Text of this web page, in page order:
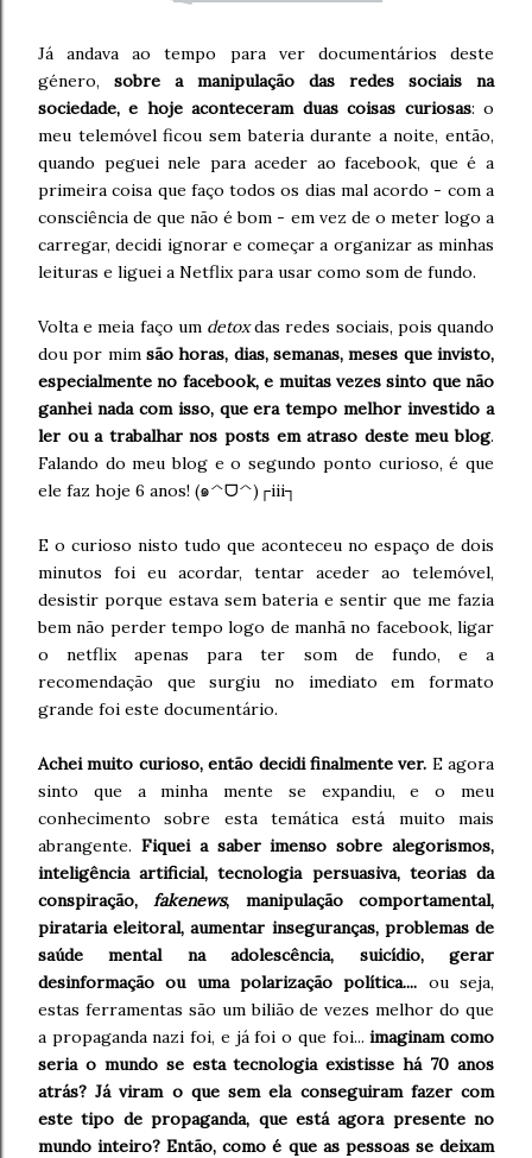
Já andava ao tempo para ver documentários deste
género, sobre a manipulação das redes sociais na
sociedade, e hoje aconteceram duas coisas curiosas: o
meu telemóvel ficou sem bateria durante a noite, então,
quando peguei nele para aceder ao facebook, que é a
primeira coisa que faço todos os dias mal acordo - com a
consciência de que não é bom - em vez de o meter logo a
carregar, decidi ignorar e começar a organizar as minhas
leituras e liguei a Netflix para usar como som de fundo.
Volta e meia faço um detoxdas redes sociais, pois quando
dou por mim são horas, dias, semanas, meses que invisto,
especialmente no facebook, e muitas vezes sinto que não
ganhei nada com isso, que era tempo melhor investido a
ler ou a trabalhar nos posts em atraso deste meu blog.
Falando do meu blog e o segundo ponto curioso, é que
ele faz hoje 6 anos! (๑^ᗜ^)┌iii┐
E o curioso nisto tudo que aconteceu no espaço de dois
minutos foi eu acordar, tentar aceder ao telemóvel,
desistir porque estava sem bateria e sentir que me fazia
bem não perder tempo logo de manhã no facebook, ligar
o netflix apenas para ter som de fundo, e a
recomendação que surgiu no imediato em formato
grande foi este documentário.
Achei muito curioso, então decidi finalmente ver. E agora
sinto que a minha mente se expandiu, e o meu
conhecimento sobre esta temática está muito mais
abrangente. Fiquei a saber imenso sobre alegorismos,
inteligência artificial, tecnologia persuasiva, teorias da
conspiração,fakenews, manipulação comportamental,
pirataria eleitoral, aumentar inseguranças, problemas de
saúde mental na adolescência, suicídio, gerar
desinformação ou uma polarização política.... ou seja,
estas ferramentas são um bilião de vezes melhor do que
a propaganda nazi foi, e já foi o que foi...imaginam como
seria o mundo se esta tecnologia existisse há 70 anos
atrás? Já viram o que sem ela conseguiram fazer com
este tipo de propaganda, que está agora presente no
mundo inteiro? Então, como é que as pessoas se deixam